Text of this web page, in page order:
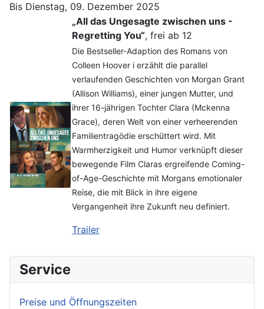
Bis Dienstag, 09. Dezember 2025
„All das Ungesagte zwischen uns -
Regretting You“, frei ab 12
Die Bestseller-Adaption des Romans von
Colleen Hoover i erzählt die parallel
verlaufenden Geschichten von Morgan Grant
(Allison Williams), einer jungen Mutter, und
ihrer 16-jährigen Tochter Clara (Mckenna
Grace), deren Welt von einer verheerenden
Familientragödie erschüttert wird. Mit
Warmherzigkeit und Humor verknüpft dieser
bewegende Film Claras ergreifende Coming-
of-Age-Geschichte mit Morgans emotionaler
Reise, die mit Blick in ihre eigene
Vergangenheit ihre Zukunft neu definiert.
Trailer
Service
Preise und Öffnungszeiten